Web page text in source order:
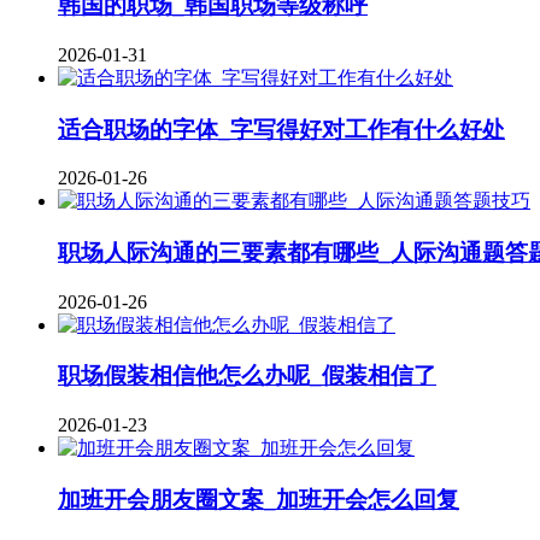
韩国的职场_韩国职场等级称呼
2026-01-31
适合职场的字体_字写得好对工作有什么好处
2026-01-26
职场人际沟通的三要素都有哪些_人际沟通题答
2026-01-26
职场假装相信他怎么办呢_假装相信了
2026-01-23
加班开会朋友圈文案_加班开会怎么回复